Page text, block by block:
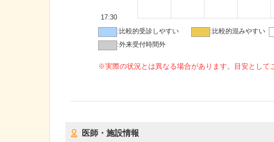
17:30
: 比較的受診しやすい : 比較的混みやすい
:外来受付時間外
※実際の状況とは異なる場合があります。目安として
医師・施設情報